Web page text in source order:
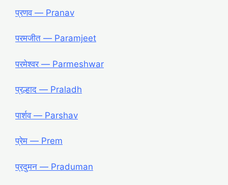
प्रणव — Pranav
परमजीत — Paramjeet
परमेश्वर — Parmeshwar
प्रल्हाद — Praladh
पार्शव — Parshav
प्रेम — Prem
प्रदुमन — Praduman